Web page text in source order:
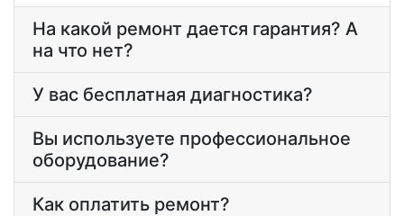
На какой ремонт дается гарантия? А
на что нет?
У вас бесплатная диагностика?
Вы используете профессиональное
оборудование?
Как оплатить ремонт?